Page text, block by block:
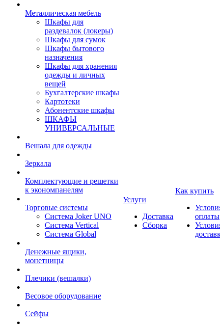
Металлическая мебель
Шкафы для
раздевалок (локеры)
Шкафы для сумок
Шкафы бытового
назначения
Шкафы для хранения
одежды и личных
вещей
Бухгалтерские шкафы
Картотеки
Абонентские шкафы
ШКАФЫ
УНИВЕРСАЛЬНЫЕ
Вешала для одежды
Зеркала
Комплектующие и решетки
к экономпанелям
Торговые системы
Система Joker UNO
Система Vertical
Система Global
Денежные ящики,
монетницы
Плечики (вешалки)
Весовое оборудование
Сейфы
Услуги
Доставка
Сборка
Как купить
оплаты